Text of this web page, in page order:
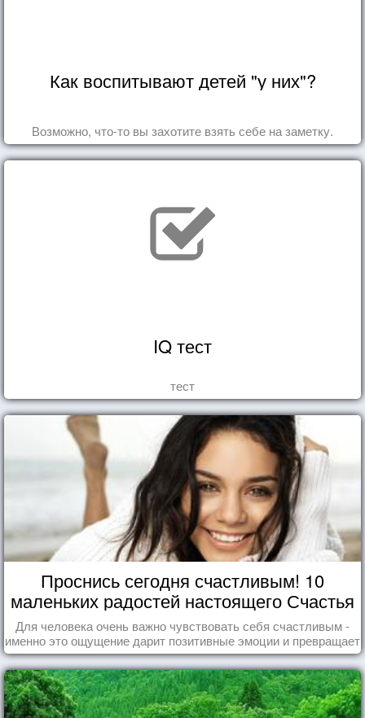
Как воспитывают детей "у них"?
Возможно, что-то вы захотите взять себе на заметку.
IQ тест
тест
Проснись сегодня счастливым! 10
маленьких радостей настоящего Счастья
Для человека очень важно чувствовать себя счастливым -
именно это ощущение дарит позитивные эмоции и превращает
каждый день в маленький праздник.